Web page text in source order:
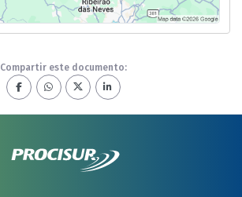
Compartir este documento: